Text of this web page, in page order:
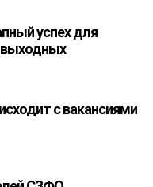
успех для
выходных
с вакансиями